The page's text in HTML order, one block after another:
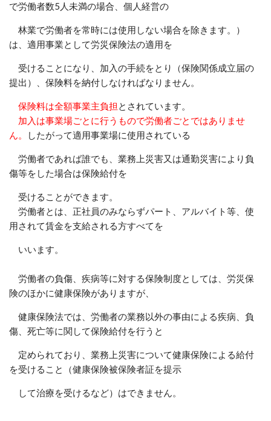
で労働者数5人未満の場合、個人経営の
林業で労働者を常時には使用しない場合を除きます。）
は、適用事業として労災保険法の適用を
受けることになり、加入の手続をとり（保険関係成立届の
提出）、保険料を納付しなければなりません。
保険料は全額事業主負担 とされています。
加入は事業場ごとに行うもので労働者ごとではありませ
ん。
したがって適用事業場に使用されている
労働者であれば誰でも、業務上災害又は通勤災害により負
傷等をした場合は保険給付を
受けることができます。
労働者とは、正社員のみならずパート、アルバイト等、使
用されて賃金を支給される方すべてを
いいます。
労働者の負傷、疾病等に対する保険制度としては、労災保
険のほかに健康保険がありますが、
健康保険法では、労働者の業務以外の事由による疾病、負
傷、死亡等に関して保険給付を行うと
定められており、業務上災害について健康保険による給付
を受けること（健康保険被保険者証を提示
して治療を受けるなど）はできません。